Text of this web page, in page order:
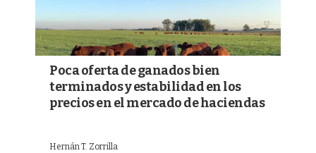
Poca oferta de ganados bien
terminados y estabilidad en los
precios en el mercado de haciendas
Hernán T. Zorrilla